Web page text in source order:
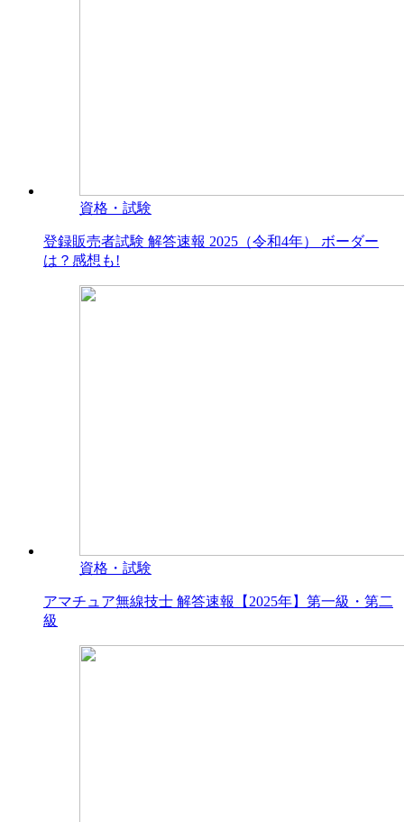
資格・試験
登録販売者試験 解答速報 2025（令和4年） ボーダー
は？感想も!
資格・試験
アマチュア無線技士 解答速報【2025年】第一級・第二
級